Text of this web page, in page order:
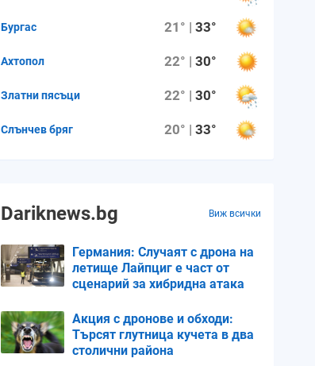
Бургас 21° |33°
Ахтопол 22° |30°
Златни пясъци 22° |30°
Слънчев бряг 20° |33°
Dariknews.bg Виж всички
Германия: Случаят с дрона на
летище Лайпциг е част от
сценарий за хибридна атака
Акция с дронове и обходи:
Търсят глутница кучета в два
столични района